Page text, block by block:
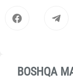
BOSHQA